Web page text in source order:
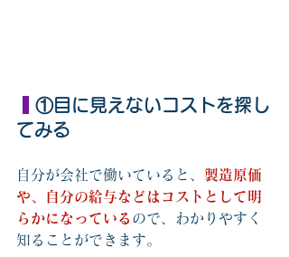
①目に見えないコストを探し
てみる
自分が会社で働いていると、 製造原価
や、自分の給与などはコストとして明
らかになっている ので、わかりやすく
知ることができます。